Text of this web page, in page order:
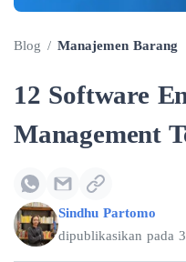
Blog / Manajemen Barang
12 Software
Management
Sindhu Partomo
dipublikasikan pada